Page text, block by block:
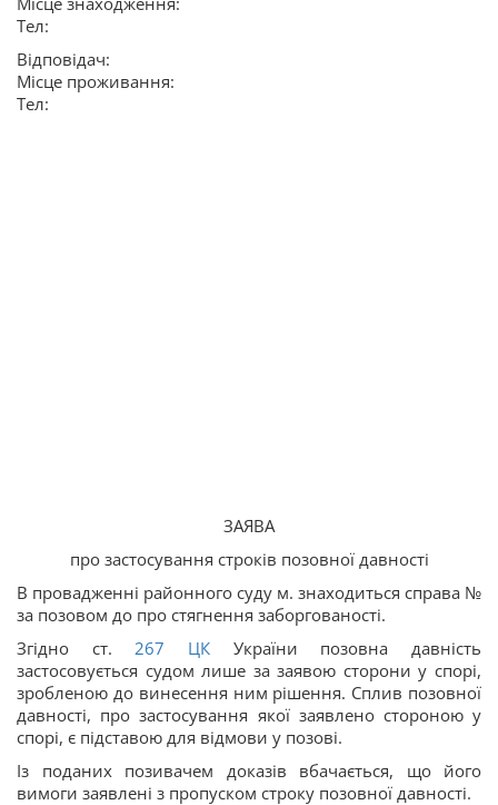
Тел:
Відповідач:
Місце проживання:
Тел:
ЗАЯВА
про застосування строків позовної давності
В провадженні районного суду м. знаходиться справа №
за позовом до про стягнення заборгованості.
Згідно ст. 267 ЦК України позовна давність
застосовується судом лише за заявою сторони у спорі,
зробленою до винесення ним рішення. Сплив позовної
давності, про застосування якої заявлено стороною у
спорі, є підставою для відмови у позові.
Із поданих позивачем доказів вбачається, що його
вимоги заявлені з пропуском строку позовної давності.